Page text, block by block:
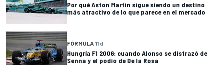
Por qué Aston Martin sigue siendo un destino
más atractivo de lo que parece en el mercado
FÓRMULA 11 d
Hungría F1 2006: cuando Alonso se disfrazó de
Senna y el podio de De la Rosa